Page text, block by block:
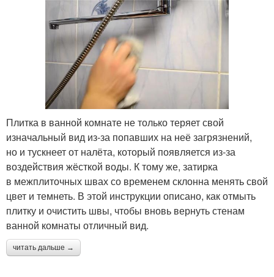
Плитка в ванной комнате не только теряет свой
изначальный вид из-за попавших на неё загрязнений,
но и тускнеет от налёта, который появляется из-за
воздействия жёсткой воды. К тому же, затирка
в межплиточных швах со временем склонна менять свой
цвет и темнеть. В этой инструкции описано, как отмыть
плитку и очистить швы, чтобы вновь вернуть стенам
ванной комнаты отличный вид.
читать дальше →